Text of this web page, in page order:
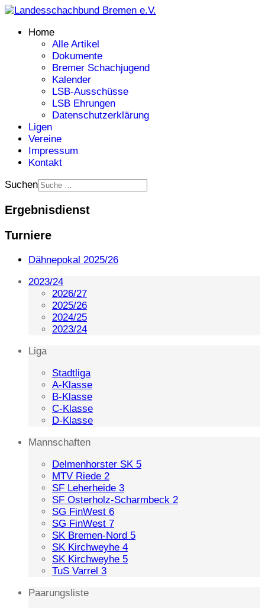
Home
Alle Artikel
Dokumente
Bremer Schachjugend
Kalender
LSB-Ausschüsse
LSB Ehrungen
Datenschutzerklärung
Ligen
Vereine
Impressum
Kontakt
Suchen
Ergebnisdienst
Turniere
Dähnepokal 2025/26
2023/24
2026/27
2025/26
2024/25
2023/24
Liga
Stadtliga
A-Klasse
B-Klasse
C-Klasse
D-Klasse
Mannschaften
Delmenhorster SK 5
MTV Riede 2
SF Leherheide 3
SF Osterholz-Scharmbeck 2
SG FinWest 6
SG FinWest 7
SK Bremen-Nord 5
SK Kirchweyhe 4
SK Kirchweyhe 5
TuS Varrel 3
Paarungsliste